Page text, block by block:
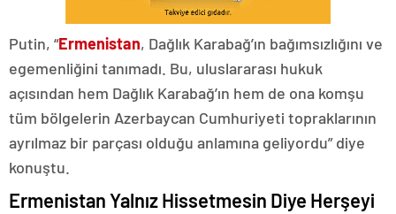
Putin, “Ermenistan, Dağlık Karabağ’ın bağımsızlığını ve
egemenliğini tanımadı. Bu, uluslararası hukuk
açısından hem Dağlık Karabağ’ın hem de ona komşu
tüm bölgelerin Azerbaycan Cumhuriyeti topraklarının
ayrılmaz bir parçası olduğu anlamına geliyordu” diye
konuştu.
Ermenistan Yalnız Hissetmesin Diye Herşeyi